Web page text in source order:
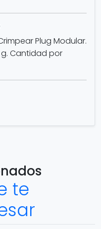
Plug Modular.
g. Cantidad por
te